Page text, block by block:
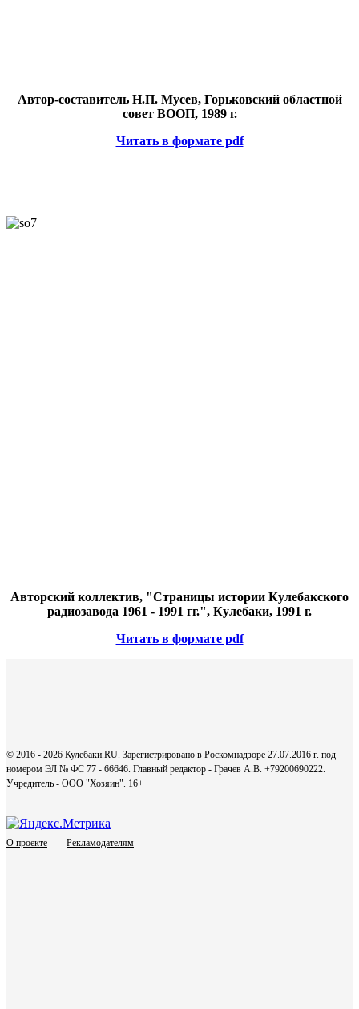
Автор-составитель Н.П. Мусев, Горьковский областной
совет ВООП, 1989 г.
Читать в формате pdf
Авторский коллектив, "Страницы истории Кулебакского
радиозавода 1961 - 1991 гг.", Кулебаки, 1991 г.
Читать в формате pdf
© 2016 - 2026 Кулебаки.RU. Зарегистрировано в Роскомнадзоре 27.07.2016 г. под
номером ЭЛ № ФС 77 - 66646. Главный редактор - Грачев А.В. +79200690222.
Учредитель - ООО "Хозяин". 16+
О проекте Рекламодателям